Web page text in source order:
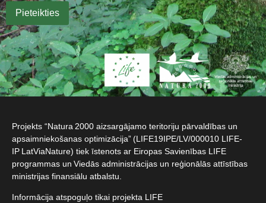
Projekts “Natura 2000 aizsargājamo teritoriju pārvaldības un
apsaimniekošanas optimizācija” (LIFE19IPE/LV/000010 LIFE-
IP LatViaNature) tiek īstenots ar Eiropas Savienības LIFE
programmas un Viedās administrācijas un reģionālās attīstības
ministrijas finansiālu atbalstu.​
Informācija atspoguļo tikai projekta LIFE